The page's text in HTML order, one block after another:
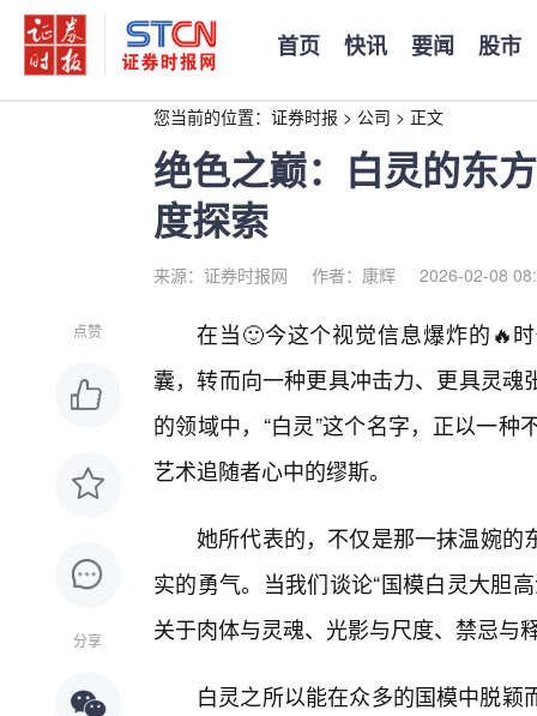
首页 快讯 要闻 股市
您当前的位置： 证券时报 > 公司 > 正文
绝色之巅：白灵的东
度探索
来源：证券时报网 作者：康辉 2026-02-08
点赞
分享
在当🙂今这个视觉信息爆炸的🔥
囊，转而向一种更具冲击力、更具灵
的领域中，“白灵”这个名字，正以一
艺术追随者心中的缪斯。
她所代表的，不仅是那一抹温婉的
实的勇气。当我们谈论“国模白灵大胆
关于肉体与灵魂、光影与尺度、禁忌与
白灵之所以能在众多的国模中脱颖